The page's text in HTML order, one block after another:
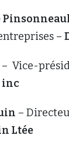
–
– Vice-
inc
–
Ltée